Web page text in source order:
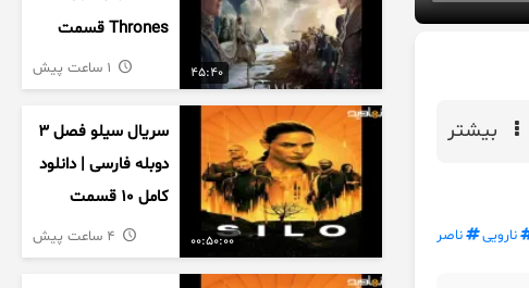
بیشتر
نارویی ناصر
45:40
Thrones قسمت
دوم فصل اول
زیرنویس فارسی
00:50:00
سریال سیلو فصل ۳
دوبله فارسی | دانلود
کامل ۱۰ قسمت